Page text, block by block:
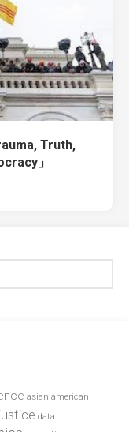
Truth,
」
asian american
data